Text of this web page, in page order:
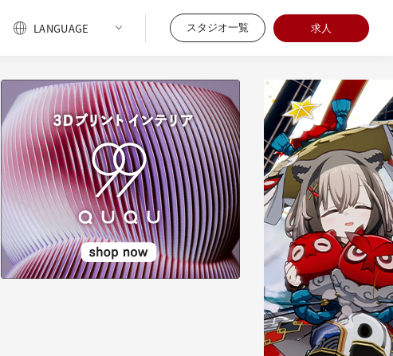
スタジオ一覧 求人